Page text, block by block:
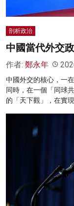
剖析政治
中國當代外交
作者: 鄭永年
中國外交的核心，一
同時，在一個「同球
的「天下觀」，在實